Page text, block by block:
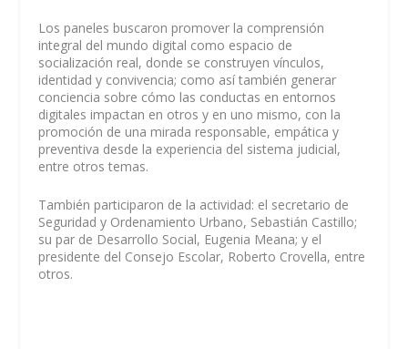
Los paneles buscaron promover la comprensión
integral del mundo digital como espacio de
socialización real, donde se construyen vínculos,
identidad y convivencia; como así también generar
conciencia sobre cómo las conductas en entornos
digitales impactan en otros y en uno mismo, con la
promoción de una mirada responsable, empática y
preventiva desde la experiencia del sistema judicial,
entre otros temas.
También participaron de la actividad: el secretario de
Seguridad y Ordenamiento Urbano, Sebastián Castillo;
su par de Desarrollo Social, Eugenia Meana; y el
presidente del Consejo Escolar, Roberto Crovella, entre
otros.